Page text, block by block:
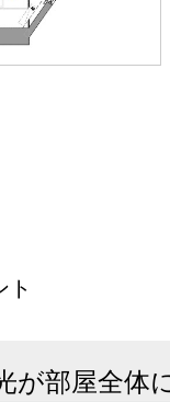
ト
が部屋全体